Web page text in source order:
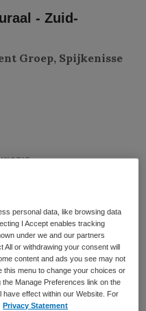
- Zuid-
Groep, Spijkenisse
aanstelling
personal data, like browsing data
I Accept enables tracking
under we and our partners
All or withdrawing your consent will
content and ads you see may not
this menu to change your choices or
Manage Preferences link on the
have effect within our Website. For
Privacy Statement